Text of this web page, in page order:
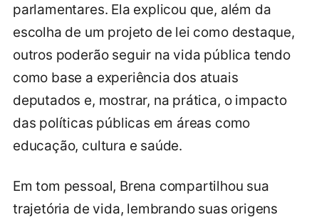
parlamentares. Ela explicou que, além da
escolha de um projeto de lei como destaque,
outros poderão seguir na vida pública tendo
como base a experiência dos atuais
deputados e, mostrar, na prática, o impacto
das políticas públicas em áreas como
educação, cultura e saúde.
Em tom pessoal, Brena compartilhou sua
trajetória de vida, lembrando suas origens